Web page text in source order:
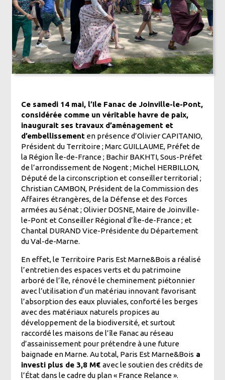
Ce samedi 14 mai, l’Ile Fanac de Joinville-le-Pont,
considérée comme un véritable havre de paix,
inaugurait ses travaux d’aménagement et
d’embellissement en présence d’Olivier CAPITANIO,
Président du Territoire ; Marc GUILLAUME, Préfet de
la Région Île-de-France ; Bachir BAKHTI, Sous-Préfet
de l’arrondissement de Nogent ; Michel HERBILLON,
Député de la circonscription et conseiller territorial ;
Christian CAMBON, Président de la Commission des
Affaires étrangères, de la Défense et des Forces
armées au Sénat ; Olivier DOSNE, Maire de Joinville-
le-Pont et Conseiller Régional d’Île-de-France ; et
Chantal DURAND Vice-Présidente du Département
du Val-de-Marne.
En effet, le Territoire Paris Est Marne&Bois a réalisé
l’entretien des espaces verts et du patrimoine
arboré de l’île, rénové le cheminement piétonnier
avec l’utilisation d’un matériau innovant favorisant
l’absorption des eaux pluviales, conforté les berges
avec des matériaux naturels propices au
développement de la biodiversité, et surtout
raccordé les maisons de l’île Fanac au réseau
d’assainissement pour prétendre à une future
baignade en Marne. Au total, Paris Est Marne&Bois a
investi plus de 3,8 M€avec le soutien des crédits de
l’État dans le cadre du plan « France Relance ».